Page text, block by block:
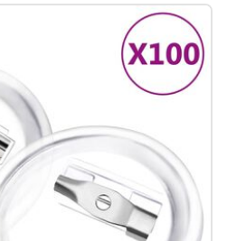
Colección de